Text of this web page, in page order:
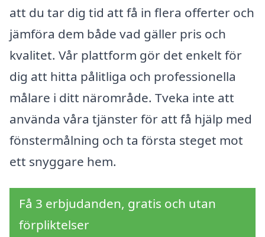
att du tar dig tid att få in flera offerter och
jämföra dem både vad gäller pris och
kvalitet. Vår plattform gör det enkelt för
dig att hitta pålitliga och professionella
målare i ditt närområde. Tveka inte att
använda våra tjänster för att få hjälp med
fönstermålning och ta första steget mot
ett snyggare hem.
Få 3 erbjudanden, gratis och utan
förpliktelser